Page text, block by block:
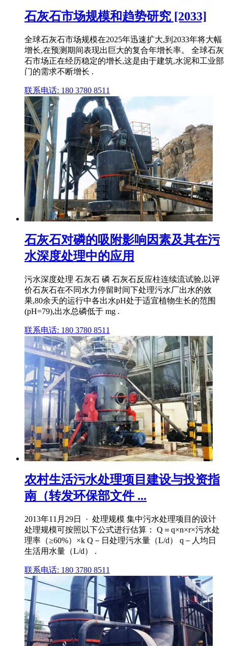
石灰石市场规模和趋势研究 [2033]
全球石灰石市场规模在2025年迅速扩大,到2033年将大幅
增长,在预测期间表现出巨大的复合年增长率。 全球石灰
石市场正在经历稳定的增长,这是由于建筑,水泥和工业部
门的需求不断增长 .
联系电话: 180 3780 8511
石灰石对磷的吸附影响因素及其在污
水深度处理中的应用
污水深度处理 石灰石 磷 石灰石反应柱连续流试验,以评
价石灰石在不同水力停留时间下处理污水厂出水的效
果,80余天的运行中各出水pH处于适宜植物生长的范围
(pH=79),出水总磷低于 mg .
联系电话: 180 3780 8511
农村生活污水处理项目建设与投资指
南（转发环保部文件 ...
2013年11月29日 · 处理规模 集中污水处理项目的设计
处理规模可按照以下公式进行估算： Q＝q×n×r×污水处
理率（≥60%）×k Q－日处理污水量（L/d） q－人均日
生活用水量（L/d） .
联系电话: 180 3780 8511